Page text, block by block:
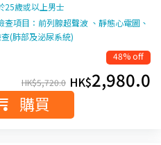
25歲或以上男士
查項目：前列腺超聲波 、靜態心電圖、
(肺部及泌尿系統)
48% off
HK$5,720.0 HK$2,980.0
購買